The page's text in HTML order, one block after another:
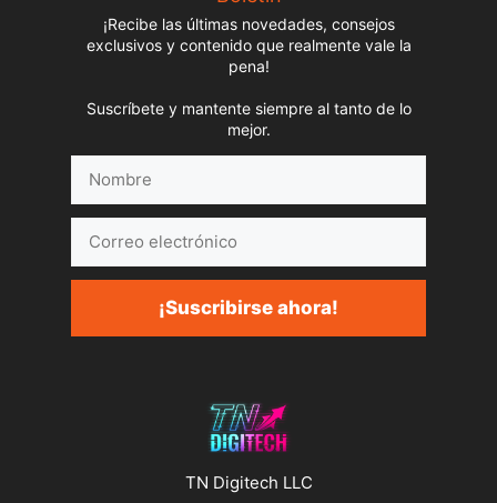
¡Recibe las últimas novedades, consejos
exclusivos y contenido que realmente vale la
pena!
Suscríbete y mantente siempre al tanto de lo
mejor.
electrónico
¡Suscribirse ahora!
TN Digitech LLC